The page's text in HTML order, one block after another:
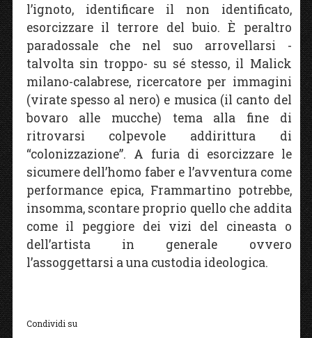
l’ignoto, identificare il non identificato,
esorcizzare il terrore del buio. È peraltro
paradossale che nel suo arrovellarsi -
talvolta sin troppo- su sé stesso, il Malick
milano-calabrese, ricercatore per immagini
(virate spesso al nero) e musica (il canto del
bovaro alle mucche) tema alla fine di
ritrovarsi colpevole addirittura di
“colonizzazione”. A furia di esorcizzare le
sicumere dell’homo faber e l’avventura come
performance epica, Frammartino potrebbe,
insomma, scontare proprio quello che addita
come il peggiore dei vizi del cineasta o
dell’artista in generale ovvero
l’assoggettarsi a una custodia ideologica.
Condividi su